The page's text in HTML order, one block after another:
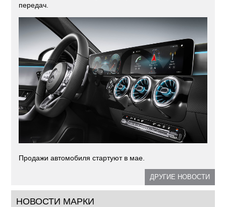
передач.
Продажи автомобиля стартуют в мае.
ДРУГИЕ НОВОСТИ
НОВОСТИ МАРКИ